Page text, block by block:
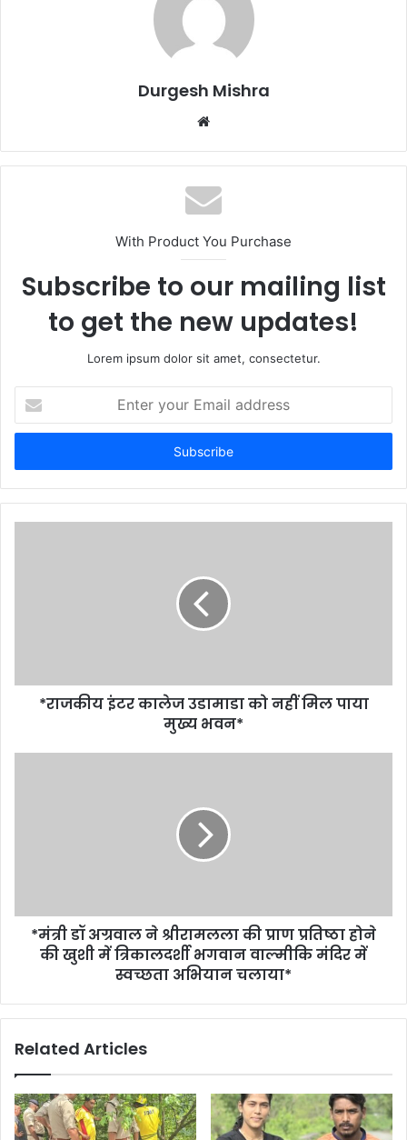
Durgesh Mishra
Website
With Product You Purchase
Subscribe to our mailing list
to get the new updates!
Lorem ipsum dolor sit amet, consectetur.
your
Email
*राजकीय इंटर कालेज उडामाडा को नहीं मिल पाया
मुख्य भवन*
*मंत्री डॉ अग्रवाल ने श्रीरामलला की प्राण प्रतिष्ठा होने
की खुशी में त्रिकालदर्शी भगवान वाल्मीकि मंदिर में
स्वच्छता अभियान चलाया*
Related Articles